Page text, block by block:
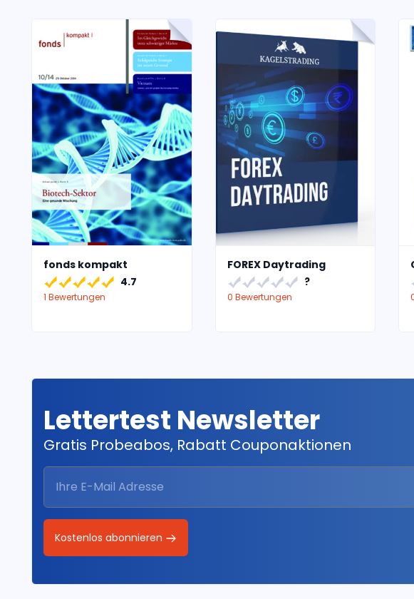
fonds kompakt
4.7
1 Bewertungen
FOREX Daytrading
?
0 Bewertungen
Lettertest Newsletter
Gratis Probeabos, Rabatt Couponaktionen
Kostenlos abonnieren